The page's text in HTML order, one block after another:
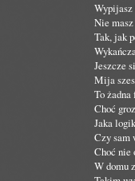
Wypijasz
Nie
Tak, jak
Jeszcze
Mija
To żadna
Choć
Jaka
Czy sam
Choć nie
W domu